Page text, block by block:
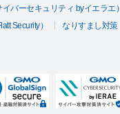
バーセキュリティ byイエラエ）
Security）
なりすまし対策